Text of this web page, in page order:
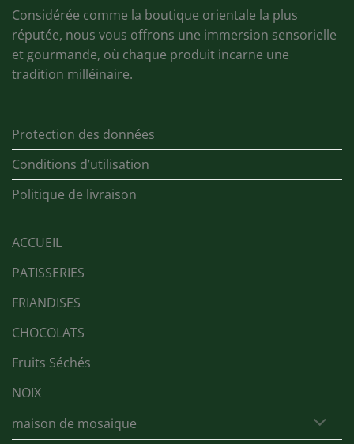
Considérée comme la boutique orientale la plus
réputée, nous vous offrons une immersion sensorielle
et gourmande, où chaque produit incarne une
tradition milléinaire.
Protection des données
Conditions d’utilisation
Politique de livraison
ACCUEIL
PATISSERIES
FRIANDISES
CHOCOLATS
Fruits Séchés
NOIX
maison de mosaique